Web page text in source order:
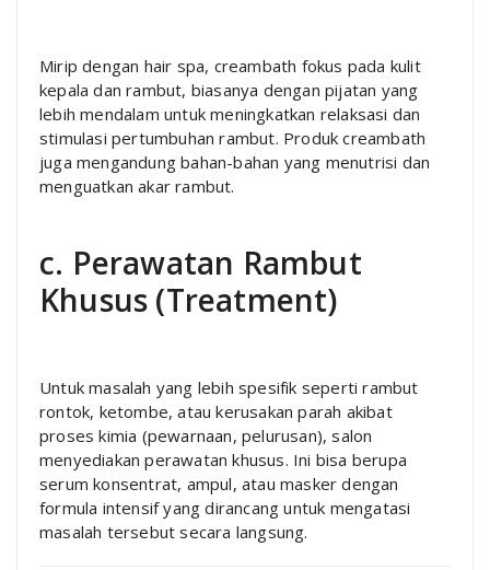
Mirip dengan hair spa, creambath fokus pada kulit
kepala dan rambut, biasanya dengan pijatan yang
lebih mendalam untuk meningkatkan relaksasi dan
stimulasi pertumbuhan rambut. Produk creambath
juga mengandung bahan-bahan yang menutrisi dan
menguatkan akar rambut.
c. Perawatan Rambut
Khusus (Treatment)
Untuk masalah yang lebih spesifik seperti rambut
rontok, ketombe, atau kerusakan parah akibat
proses kimia (pewarnaan, pelurusan), salon
menyediakan perawatan khusus. Ini bisa berupa
serum konsentrat, ampul, atau masker dengan
formula intensif yang dirancang untuk mengatasi
masalah tersebut secara langsung.